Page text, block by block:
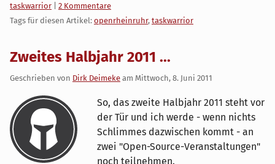
Kategorien:
taskwarrior
2 Kommentare
Tags für diesen Artikel: openrheinruhr, taskwarrior
Zweites Halbjahr 2011 ...
Geschrieben von Dirk Deimeke am Mittwoch, 8. Juni 2011
So, das zweite Halbjahr 2011 steht vor
der Tür und ich werde - wenn nichts
Schlimmes dazwischen kommt - an
zwei "Open-Source-Veranstaltungen"
noch teilnehmen.